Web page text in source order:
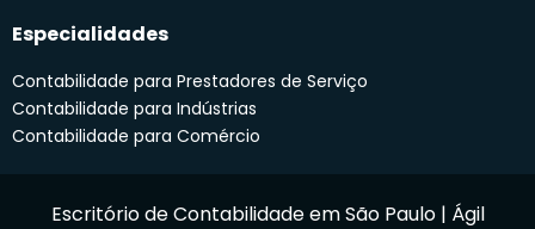
Especialidades
Contabilidade para Prestadores de Serviço
Contabilidade para Indústrias
Contabilidade para Comércio
Escritório de Contabilidade em São Paulo | Ágil